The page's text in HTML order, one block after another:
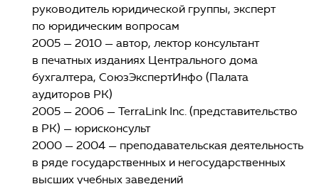
руководитель юридической группы, эксперт
по юридическим вопросам
2005 — 2010 — автор, лектор консультант
в печатных изданиях Центрального дома
бухгалтера, СоюзЭкспертИнфо (Палата
аудиторов РК)
2005 — 2006 — TerraLink Inc. (представительство
в РК) — юрисконсульт
2000 — 2004 — преподавательская деятельность
в ряде государственных и негосударственных
высших учебных заведений